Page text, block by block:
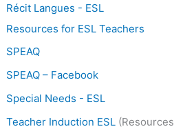
Récit Langues - ESL
Resources for ESL Teachers
SPEAQ
SPEAQ – Facebook
Special Needs - ESL
Teacher Induction ESL (Resources